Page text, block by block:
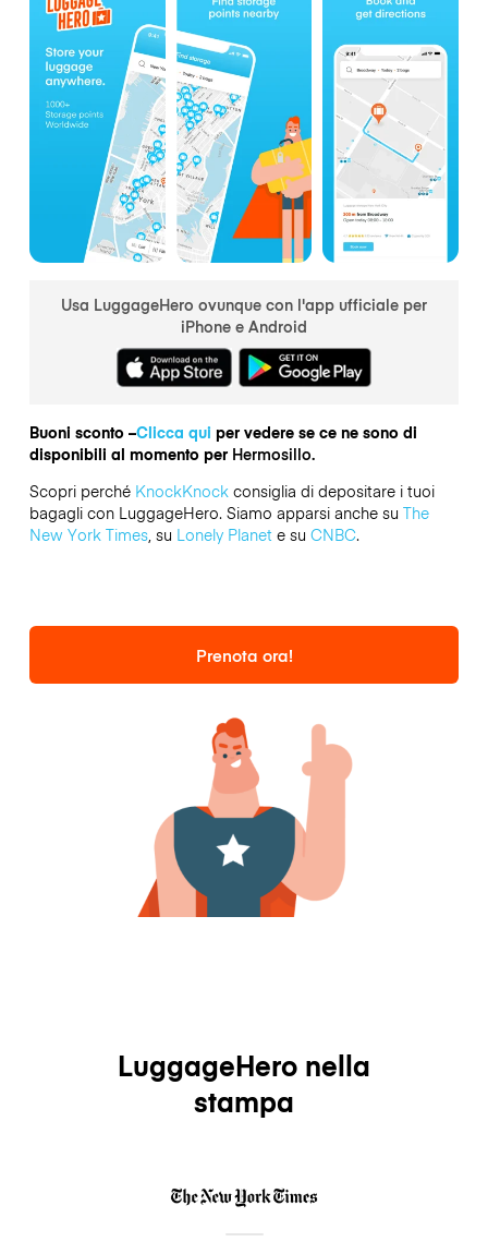
Usa LuggageHero ovunque con l'app ufficiale per
iPhone e Android
Buoni sconto –Clicca qui per vedere se ce ne sono di
disponibili al momento per Hermosillo.
Scopri perché KnockKnockconsiglia di depositare i tuoi
bagagli con LuggageHero. Siamo apparsi anche su The
New York Times, su Lonely Planete su CNBC.
Prenota ora!
LuggageHero nella
stampa